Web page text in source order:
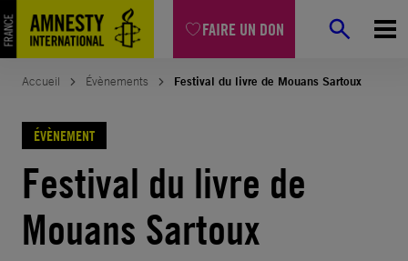
FAIRE UN DON
Accueil Évènements Festival du livre de Mouans Sartoux
ÉVÈNEMENT
Festival du livre de
Mouans Sartoux